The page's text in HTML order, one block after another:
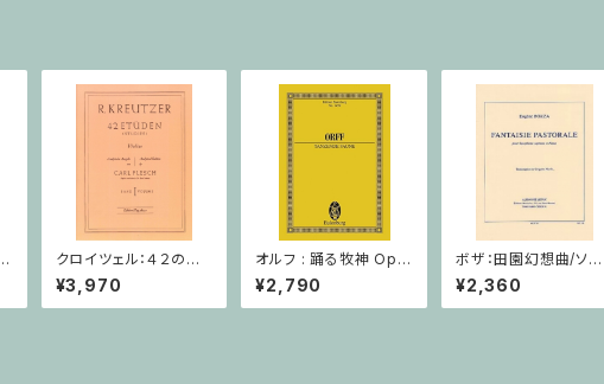
クロイツェル：４２の練
習曲 １巻 / ヴァイオリ
ン教本
¥3,970
オルフ : 踊る牧神 Op.2
1 / ミニチュアスコア
¥2,790
ボザ：田園幻想曲/ソプ
ラノサクソフォーン・ピア
ノ
¥2,360